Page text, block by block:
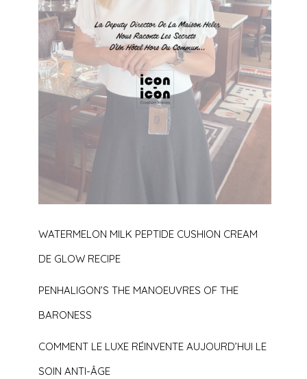
WATERMELON MILK PEPTIDE CUSHION CREAM
DE GLOW RECIPE
PENHALIGON’S THE MANOEUVRES OF THE
BARONESS
COMMENT LE LUXE RÉINVENTE AUJOURD’HUI LE
SOIN ANTI-ÂGE